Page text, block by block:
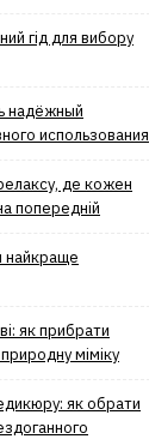
гід для вибору
надёжный
использования
де кожен
попередній
найкраще
як прибрати
міміку
як обрати